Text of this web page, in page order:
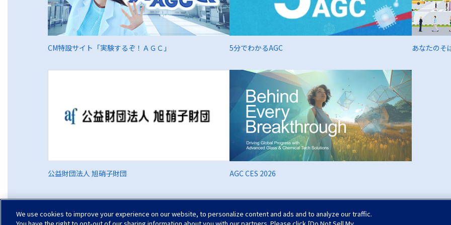
CM特設サイト「実験するぞ！ＡＧＣ」 5分でわかるAGC あなたのそ
公益財団法人 旭硝子財団 AGC CES 2026
We use cookies to improve your experience on our website, to personalize content and ads and to analyze our traffic.